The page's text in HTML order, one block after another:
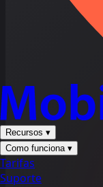
Recursos ▾
Como funciona ▾
Tarifas
Suporte